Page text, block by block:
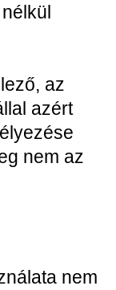
az
azért
nem az
nem